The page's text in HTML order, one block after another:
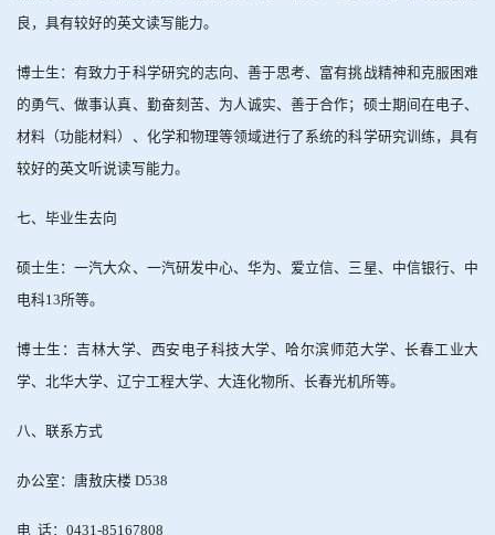
良，具有较好的英文读写能力。
博士生：有致力于科学研究的志向、善于思考、富有挑战精神和克服困难
的勇气、做事认真、勤奋刻苦、为人诚实、善于合作；硕士期间在电子、
材料（功能材料）、化学和物理等领域进行了系统的科学研究训练，具有
较好的英文听说读写能力。
七、毕业生去向
硕士生：一汽大众、一汽研发中心、华为、爱立信、三星、中信银行、中
电科13所等。
博士生：吉林大学、西安电子科技大学、哈尔滨师范大学、长春工业大
学、北华大学、辽宁工程大学、大连化物所、长春光机所等。
八、联系方式
办公室：唐敖庆楼 D538
电 话： 0431-85167808